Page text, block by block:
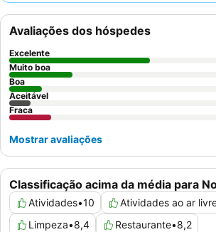
consistentemente os
apreciam a conveniência do pequeno-
inclui pastelaria fresca e waffles. Para
espaço extra ou um ambiente mais
escolha de um
superior
Classificação acima da média para
Atividades•10 Atividades ao ar
Limpeza•8,4 Restaurante•8,2
Avaliações dos hóspedes
Excelente
Muito boa
Boa
Aceitável
Fraca
Mostrar avaliações